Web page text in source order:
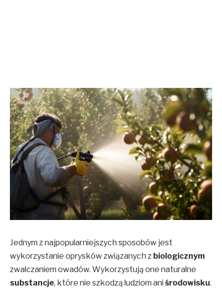
Jednym z najpopularniejszych sposobów jest
wykorzystanie oprysków związanych z biologicznym
zwalczaniem owadów. Wykorzystują one naturalne
substancje, które nie szkodzą ludziom ani środowisku.